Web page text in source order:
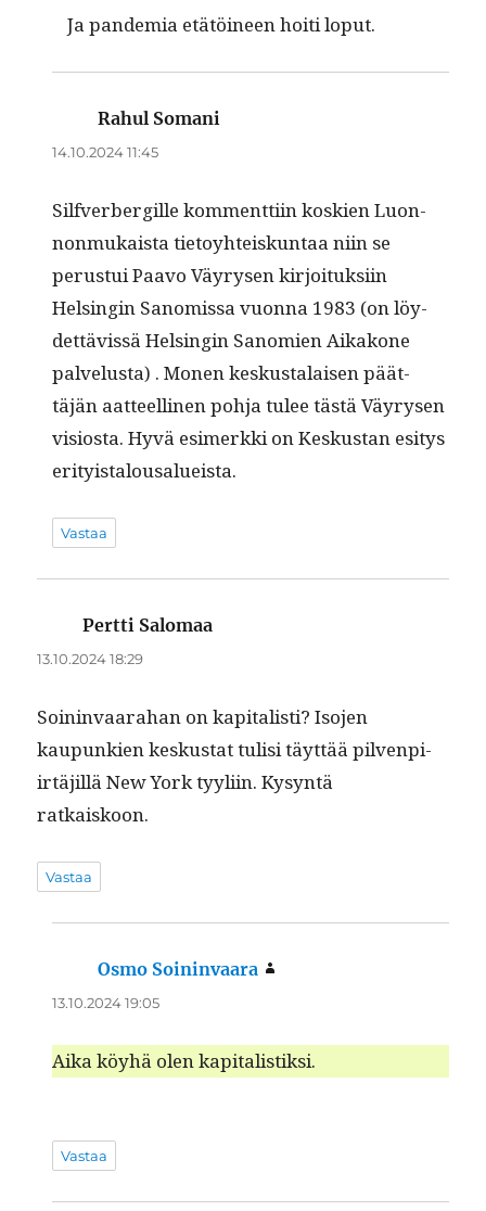
Ja pan­demia etätöi­neen hoiti loput.
Rahul Somani
14.10.2024 11:45
Sil­fver­bergille kom­ment­ti­in koskien Luon­
non­mukaista tietoy­hteiskun­taa niin se
perus­tui Paa­vo Väyry­sen kir­joituk­si­in
Helsin­gin Sanomis­sa vuon­na 1983 (on löy­
det­tävis­sä Helsin­gin Sanomien Aikakone
palvelus­ta) . Mon­en keskusta­laisen päät­
täjän aat­teelli­nen poh­ja tulee tästä Väyry­sen
visios­ta. Hyvä esimerk­ki on Keskus­tan esi­tys
erityistalousalueista.
Vastaa
Pertti Salomaa
13.10.2024 18:29
Soin­in­vaara­han on kap­i­tal­isti? Iso­jen
kaupunkien kesku­s­tat tulisi täyt­tää pil­ven­pi­
irtäjil­lä New York tyyli­in. Kysyn­tä
ratkaiskoon.
Vastaa
Osmo Soininvaara
13.10.2024 19:05
Aika köy­hä olen kapitalistiksi.
Vastaa